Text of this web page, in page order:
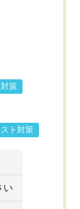
策
ト対策
い